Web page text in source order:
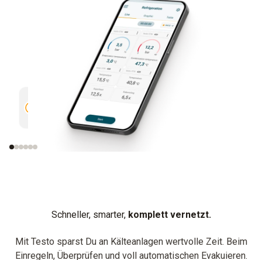
EINFACH
Intuitive Messmenüs.
Schneller, smarter, komplett vernetzt.
Mit Testo sparst Du an Kälteanlagen wertvolle Zeit. Beim
Einregeln, Überprüfen und voll automatischen Evakuieren.